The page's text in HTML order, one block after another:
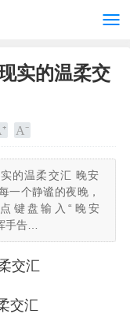
实的温柔交
的温柔交汇 晚安
一个静谧的夜晚，
键盘输入“晚安
手告…
交汇
交汇